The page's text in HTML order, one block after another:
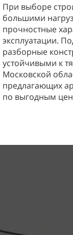
При выборе
большими
прочностные
эксплуатации.
разборные
устойчивыми к
Московской
предлагающих
по выгодным